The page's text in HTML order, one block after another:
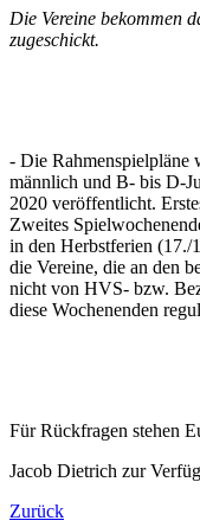
Die Vereine bekommen
zugeschickt.
- Die Rahmenspielpläne
männlich und B- bis D-
2020 veröffentlicht.
Zweites
in den Herbstferien
die Vereine, die an den
nicht von HVS- bzw.
diese Wochenenden
Für Rückfragen stehen
Jacob Dietrich zur
Zurück